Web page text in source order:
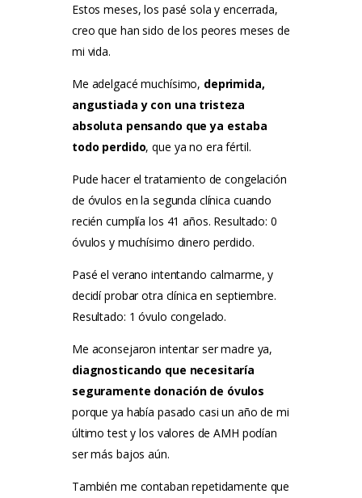
Estos meses, los pasé sola y encerrada,
creo que han sido de los peores meses de
mi vida.
Me adelgacé muchísimo, deprimida,
angustiada y con una tristeza
absoluta pensando que ya estaba
todo perdido, que ya no era fértil.
Pude hacer el tratamiento de congelación
de óvulos en la segunda clínica cuando
recién cumplía los 41 años. Resultado: 0
óvulos y muchísimo dinero perdido.
Pasé el verano intentando calmarme, y
decidí probar otra clínica en septiembre.
Resultado: 1 óvulo congelado.
Me aconsejaron intentar ser madre ya,
diagnosticando que necesitaría
seguramente donación de óvulos
porque ya había pasado casi un año de mi
último test y los valores de AMH podían
ser más bajos aún.
También me contaban repetidamente que